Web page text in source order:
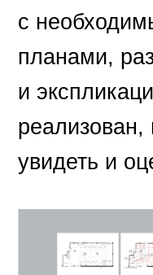
с
планами,
и
увидеть и